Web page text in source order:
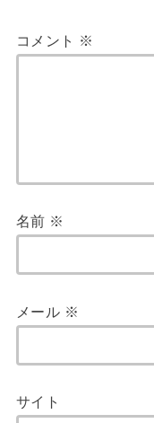
コメント ※
名前 ※
メール ※
サイト